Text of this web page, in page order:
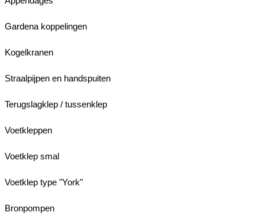
Gardena koppelingen
Kogelkranen
Straalpijpen en handspuiten
Terugslagklep / tussenklep
Voetkleppen
Voetklep smal
Voetklep type "York"
Bronpompen